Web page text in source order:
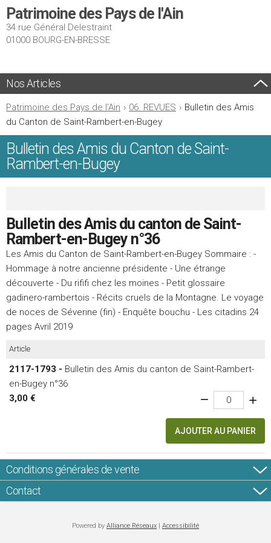
Patrimoine des Pays de l'Ain
34 rue Général Delestraint
01000 BOURG-EN-BRESSE
Nos Articles
Patrimoine des Pays de l'Ain › 06. REVUES › Bulletin des Amis
du Canton de Saint-Rambert-en-Bugey
Bulletin des Amis du Canton de Saint-
Rambert-en-Bugey
Bulletin des Amis du canton de Saint-
Rambert-en-Bugey n°36
Les Amis du Canton de Saint-Rambert-en-Bugey Sommaire : -
Hommage à notre ancienne présidente - Une étrange
découverte - Du rififi chez les moines - Petit glossaire
gadinero-rambertois - Récits cruels de la Montagne. Le voyage
de noces de Séverine (fin) - Enquête bouchu - Les citadins 24
pages Avril 2019
Article
2117-1793 - Bulletin des Amis du canton de Saint-Rambert-
en-Bugey n°36
3,00 €
AJOUTER AU PANIER
Conditions générales de vente
Contact
Powered by Alliance Réseaux | Accessibilité